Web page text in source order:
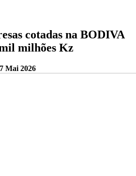
cotadas na BODIVA
milhões Kz
Mai 2026